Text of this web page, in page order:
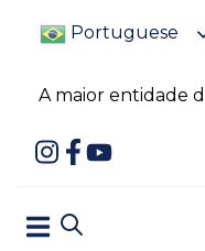
Portuguese
A maior entidade